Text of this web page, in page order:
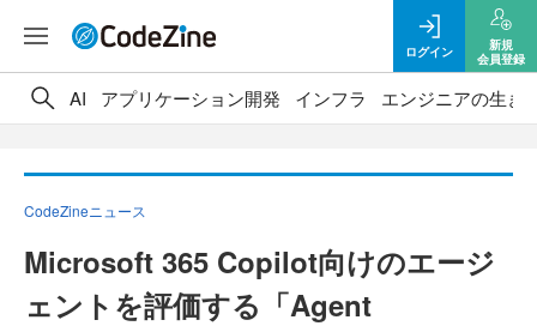
ログイン
新規
会員登録
AI アプリケーション開発 インフラ エンジニアの生き
CodeZineニュース
Microsoft 365 Copilot向けのエージ
ェントを評価する「Agent